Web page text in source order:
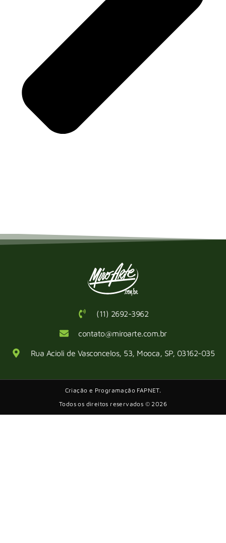
(11) 2692-3962
contato@miroarte.com.br
Rua Acioli de Vasconcelos, 53, Mooca, SP, 03162-035
Criação e Programação FAPNET.
Todos os direitos reservados © 2026